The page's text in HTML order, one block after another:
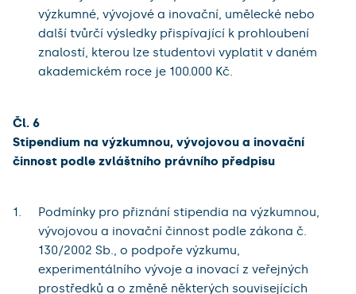
výzkumné, vývojové a inovační, umělecké nebo
další tvůrčí výsledky přispívající k prohloubení
znalostí, kterou lze studentovi vyplatit v daném
akademickém roce je 100.000 Kč.
Čl. 6
Stipendium na výzkumnou, vývojovou a inovační
činnost podle zvláštního právního předpisu
Podmínky pro přiznání stipendia na výzkumnou,
vývojovou a inovační činnost podle zákona č.
130/2002 Sb., o podpoře výzkumu,
experimentálního vývoje a inovací z veřejných
prostředků a o změně některých souvisejících